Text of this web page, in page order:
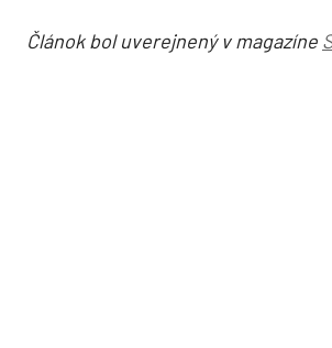
Článok bol uverejnený v magazíne